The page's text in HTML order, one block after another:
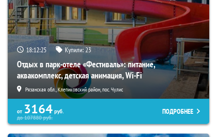
18:12:24 Купили:23
Отдых в парк-отеле «Фестиваль»: питание,
аквакомплекс, детская анимация, Wi-Fi
Рязанская обл., Клепиковский район, пос. Чулис
от 3164 руб.
до107880руб.
ПОДРОБНЕЕ